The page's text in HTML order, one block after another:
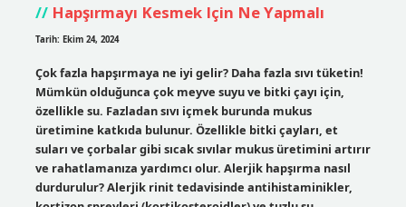
Hapşırmayı Kesmek Için Ne Yapmalı
Tarih: Ekim 24, 2024
Çok fazla hapşırmaya ne iyi gelir? Daha fazla sıvı tüketin!
Mümkün olduğunca çok meyve suyu ve bitki çayı için,
özellikle su. Fazladan sıvı içmek burunda mukus
üretimine katkıda bulunur. Özellikle bitki çayları, et
suları ve çorbalar gibi sıcak sıvılar mukus üretimini artırır
ve rahatlamanıza yardımcı olur. Alerjik hapşırma nasıl
durdurulur? Alerjik rinit tedavisinde antihistaminikler,